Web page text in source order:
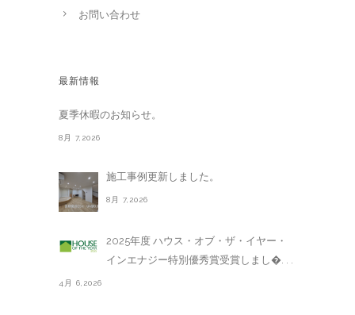
お問い合わせ
最新情報
夏季休暇のお知らせ。
8月 7,2026
施工事例更新しました。
8月 7,2026
2025年度 ハウス・オブ・ザ・イヤー・
インエナジー特別優秀賞受賞しまし�. . .
4月 6,2026